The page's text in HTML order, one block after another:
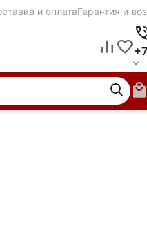
и оплатаГарантия и